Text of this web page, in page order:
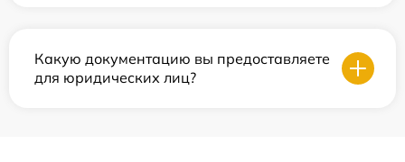
Какую документацию вы предоставляете
для юридических лиц?